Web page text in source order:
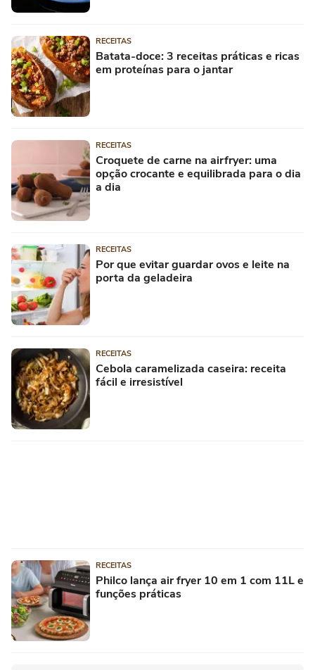
RECEITAS
Batata-doce: 3 receitas práticas e ricas
em proteínas para o jantar
RECEITAS
Croquete de carne na airfryer: uma
opção crocante e equilibrada para o dia
a dia
RECEITAS
Por que evitar guardar ovos e leite na
porta da geladeira
RECEITAS
Cebola caramelizada caseira: receita
fácil e irresistível
RECEITAS
Philco lança air fryer 10 em 1 com 11L e
funções práticas